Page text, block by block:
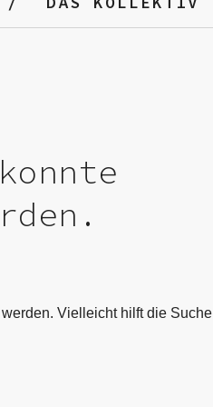
Vielleicht hilft die Suche